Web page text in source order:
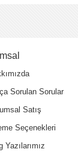
Sorulan Sorular
Satış
Seçenekleri
Yazılarımız